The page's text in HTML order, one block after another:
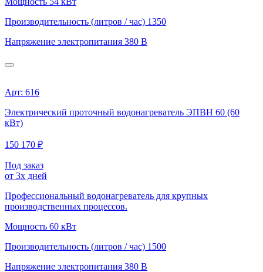
Производительность (литров / час) 1350
Напряжение электропитания 380 В
Арт: 616
Электрический проточный водонагреватель ЭПВН 60 (60
кВт)
150 170 ₽
Под заказ
от 3х дней
Профессиональный водонагреватель для крупных
производственных процессов.
Мощность 60 кВт
Производительность (литров / час) 1500
Напряжение электропитания 380 В